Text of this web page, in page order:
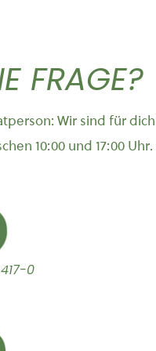
FRAGE?
Wir sind für
10:00 und 17:00 Uhr.
0